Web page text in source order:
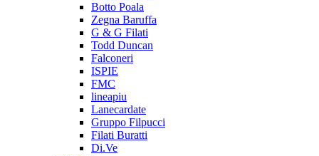
Botto Poala
Zegna Baruffa
G & G Filati
Todd Duncan
Falconeri
ISPIE
FMC
lineapiu
Lanecardate
Gruppo Filpucci
Filati Buratti
Di.Ve